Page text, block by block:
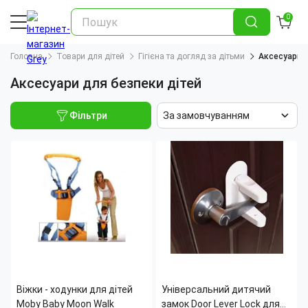
0
Головна Товари для дітей Гігієна та догляд за дітьми Аксесуари
Аксесуари для безпеки дітей
Фільтри За замовчуванням
Віжки - ходунки для дітей
Moby Baby Moon Walk
Універсальний дитячий
замок Door Lever Lock для